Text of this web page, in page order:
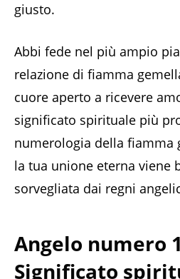
giusto.
Abbi fede nel più ampio
relazione di fiamma
cuore aperto a ricevere
significato spirituale più
numerologia della fiamma
la tua unione eterna viene
sorvegliata dai regni
Angelo numero
Significato